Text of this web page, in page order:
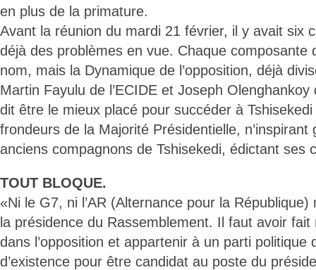
en plus de la primature.
Avant la réunion du mardi 21 février, il y avait six
déjà des problèmes en vue. Chaque composante
nom, mais la Dynamique de l’opposition, déjà
Martin Fayulu de l’ECIDE et Joseph
dit être le mieux placé pour succéder à
frondeurs de la Majorité Présidentielle,
anciens compagnons de Tshisekedi, édictant ses
TOUT BLOQUE.
«Ni le G7, ni l’AR (Alternance pour la
la présidence du Rassemblement. Il faut avoir
dans l’opposition et appartenir à un parti politique
d’existence pour être candidat au poste du